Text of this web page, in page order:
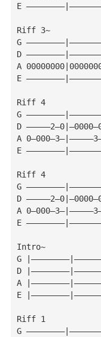
E
Riff 3~
G
D
A
E
Riff 4
G
D
A
E
Riff 4
G
D
A
E
Intro~
G
D
A
E
Riff 1
G